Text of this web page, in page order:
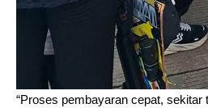
“Proses pembayaran cepat, sekitar